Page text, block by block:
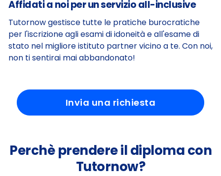
Affidati a noi per un servizio all-inclusive
Tutornow gestisce tutte le pratiche burocratiche
per l'iscrizione agli esami di idoneità e all'esame di
stato nel migliore istituto partner vicino a te. Con noi,
non ti sentirai mai abbandonato!
Invia una richiesta
Perchè prendere il diploma con
Tutornow?